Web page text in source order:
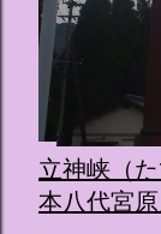
立神峡（
本八代宮